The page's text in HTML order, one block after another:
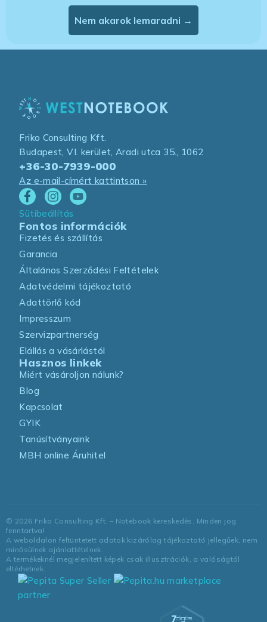
Nem akarok lemaradni →
Friko Consulting Kft.
Budapest, VI. kerület, Aradi utca 35., 1062
+36-30-7939-000
Az e-mail-címért kattintson »
Sütibeállítás
Fontos információk
Fizetés és szállítás
Garancia
Általános Szerződési Feltételek
Adatvédelmi tájékoztató
Adattörlő kód
Impresszum
Szervizpartnerség
Elállás a vásárlástól
Hasznos linkek
Miért vásároljon nálunk?
Blog
Kapcsolat
GYIK
Tanúsítványaink
MBH online Áruhitel
© 2026 Friko Consulting Kft. – Notebook kereskedés. Minden jog
fenntartva!
A weboldalon feltüntetett adatok kizárólag tájékoztató jellegűek, nem
minősülnek ajánlattételnek.
A termékeknél megjelenített képek csak illusztrációk, a valóságtól
eltérhetnek.
marketplace
partner